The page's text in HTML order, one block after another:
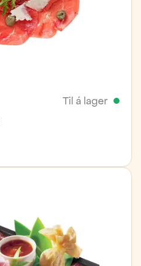
Til á lager